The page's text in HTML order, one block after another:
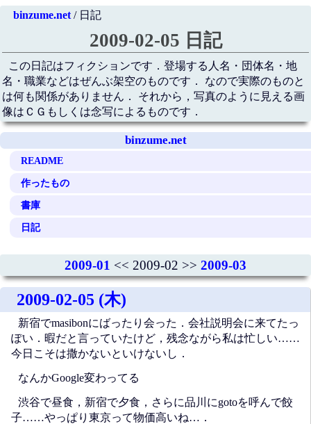
binzume.net/ 日記
2009-02-05 日記
この日記はフィクションです．登場する人名・団体名・地
名・職業などはぜんぶ架空のものです． なので実際のものと
は何も関係がありません． それから，写真のように見える画
像はＣＧもしくは念写によるものです．
binzume.net
README
作ったもの
書庫
日記
2009-01 << 2009-02 >> 2009-03
2009-02-05 (木)
新宿でmasibonにばったり会った．会社説明会に来てたっ
ぽい．暇だと言っていたけど，残念ながら私は忙しい……
今日こそは撒かないといけないし．
なんかGoogle変わってる
渋谷で昼食，新宿で夕食，さらに品川にgotoを呼んで餃
子……やっぱり東京って物価高いね…．